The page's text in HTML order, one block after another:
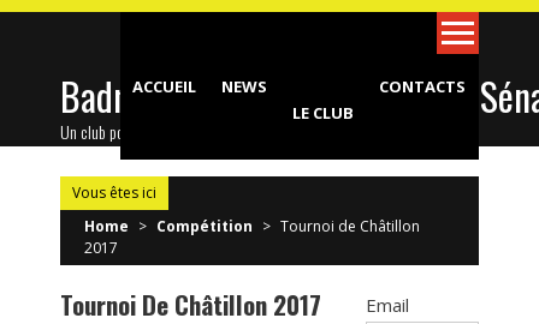
Skip
contentBadminton Club d'Epinay-sous-
Un club pour toute la famille !
ACCUEIL
NEWS
LE CLUB
CONTACTS
Vous êtes ici
Home > Compétition > Tournoi de Châtillon
2017
Tournoi De Châtillon 2017 Email